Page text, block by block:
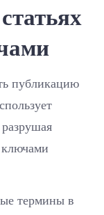
публикацию
термины в